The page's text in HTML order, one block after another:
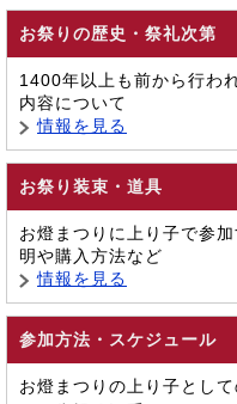
お祭りの歴史・祭礼次第
1400年以上も前から行わ
内容について
情報を見る
お祭り装束・道具
お燈まつりに上り子で参
明や購入方法など
情報を見る
参加方法・スケジュール
お燈まつりの上り子とし